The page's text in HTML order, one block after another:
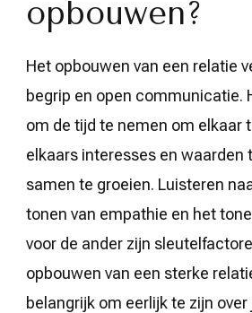
opbouwen?
Het opbouwen van een relatie
begrip en open communicatie.
om de tijd te nemen om elkaar
elkaars interesses en waarden
samen te groeien. Luisteren
tonen van empathie en het
voor de ander zijn
opbouwen van een sterke
belangrijk om eerlijk te zijn